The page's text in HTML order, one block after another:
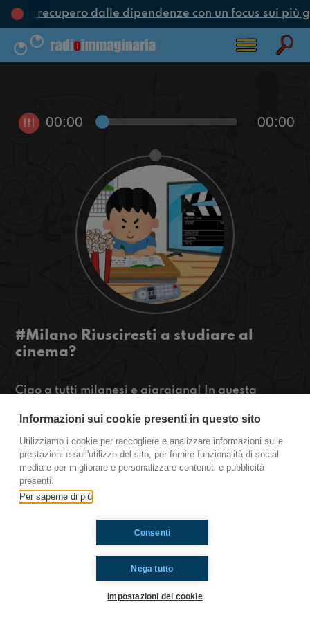
e recupero dalle dipendenze con un focus sui più
!!! 00:00 00:00
#Milano Riusciresti a studiare al
cinema?
Ciao a tutti milanesi e giargiana! In questa
usciranno, dell’overtourism a Milano e di com’ è
studiare con la musica. Restate connessi!!
https://www.radioimmaginaria.it
Milano
Ti è piaciuto? Condividilo!
Informazioni sui cookie presenti in questo sito
Utilizziamo i cookie per raccogliere e analizzare informazioni sulle
prestazioni e sull'utilizzo del sito, per fornire funzionalità di social
media e per migliorare e personalizzare contenuti e pubblicità
presenti.
Per saperne di più
Nega tutto
Consenti
Impostazioni dei cookie